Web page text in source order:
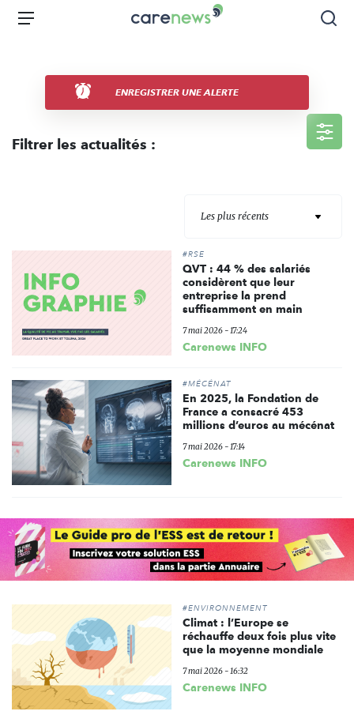
Aller
Carenews,
acteurs
de
Menu
ENREGISTRER UNE ALERTE
Filtrer les actualités :
Les plus récents
#RSE
QVT : 44 % des salariés
considèrent que leur
entreprise la prend
suffisamment en main
7 mai 2026 - 17:24
Carenews INFO
#MÉCÉNAT
En 2025, la Fondation de
France a consacré 453
millions d’euros au mécénat
7 mai 2026 - 17:14
Carenews INFO
#ENVIRONNEMENT
Climat : l’Europe se
réchauffe deux fois plus vite
que la moyenne mondiale
7 mai 2026 - 16:32
Carenews INFO